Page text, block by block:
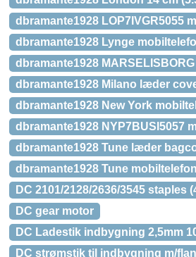
dbramante1928 LOP7IVGR5055
dbramante1928 Lynge
dbramante1928
dbramante1928 Milano læder
dbramante1928 New York
dbramante1928 NYP7BUSI5057
dbramante1928 Tune læder
dbramante1928 Tune
DC 2101/2128/2636/3545 staples
DC gear motor
DC Ladestik indbygning 2,5mm
DC strømstik til indbygning m/